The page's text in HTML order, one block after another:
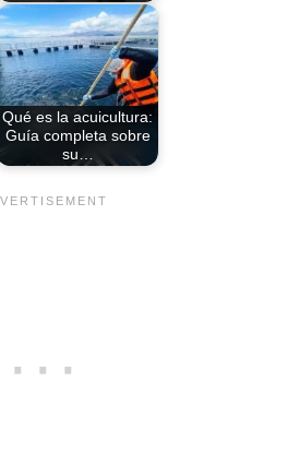
Qué es la acuicultura:
Guía completa sobre
su…